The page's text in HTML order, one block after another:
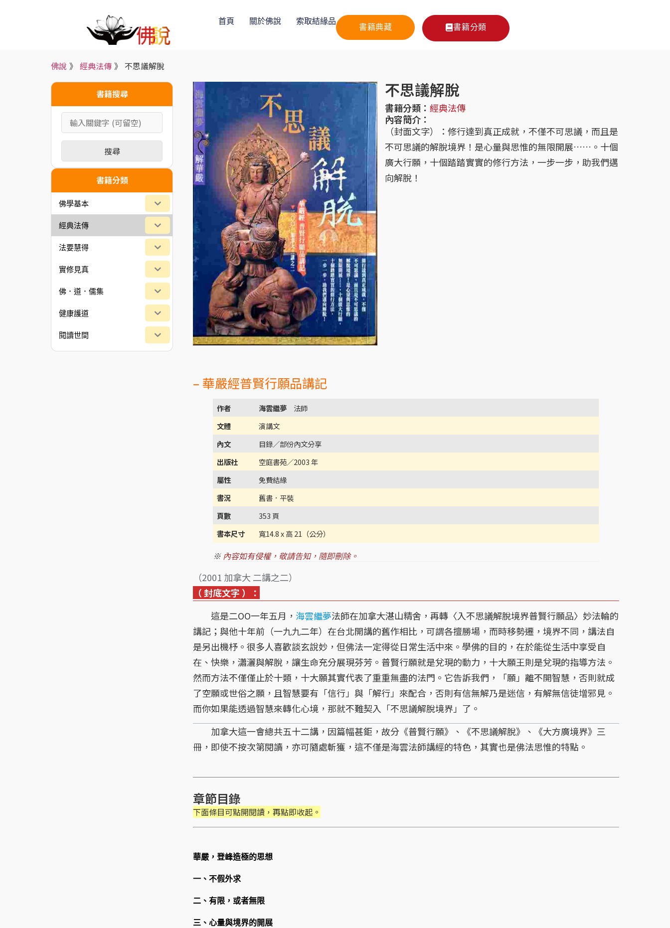
首頁 關於佛說 索取結緣品
書籍典藏 書籍分類
佛說 》 經典法傳 》 不思議解脫
書籍搜尋
搜尋
書籍分類
佛學基本
經典法傳
法要慧得
實修見真
佛．道．儒集
健康護道
閱讀世間
不思議解脫
書籍分類： 經典法傳
內容簡介：
（封面文字）：修行達到真正成就，不僅不可思議，而且是
不可思議的解脫境界！是心量與思惟的無限開展……。十個
廣大行願，十個踏踏實實的修行方法，一步一步，助我們邁
向解脫！
– 華嚴經普賢行願品講記
作者 海雲繼夢 法師
文體 演講文
內文 目錄／部份內文分享
出版社 空庭書苑／2003 年
屬性 免費結緣
書況 舊書．平裝
頁數 353 頁
書本尺寸寬14.8 x 高 21（公分）
※ 內容如有侵權，敬請告知，隨即刪除。
（2001 加拿大 二講之二）
（ 封底文字 ）：
這是二OO一年五月， 海雲繼夢法師在加拿大湛山精舍，再轉〈入不思議解脫境界普賢行願品〉妙法輪的
講記；與他十年前（一九九二年）在台北開講的舊作相比，可謂各擅勝場，而時移勢遷，境界不同，講法自
是另出機杼。很多人喜歡談玄說妙，但佛法一定得從日常生活中來。學佛的目的，在於能從生活中享受自
在、快樂，瀟灑與解脫，讓生命充分展現芬芳。普賢行願就是兌現的動力，十大願王則是兌現的指導方法。
然而方法不僅僅止於十類，十大願其實代表了重重無盡的法門。它告訴我們，「願」離不開智慧，否則就成
了空願或世俗之願，且智慧要有「信行」與「解行」來配合，否則有信無解乃是迷信，有解無信徒增邪見。
而你如果能透過智慧來轉化心境，那就不難契入「不思議解脫境界」了。
加拿大這一會總共五十二講，因篇幅甚鉅，故分《普賢行願》、《不思議解脫》、《大方廣境界》三
冊，即使不按次第閱讀，亦可隨處斬獲，這不僅是海雲法師講經的特色，其實也是佛法思惟的特點。
章節目錄
下面條目可點開閱讀，再點即收起。
華嚴，登峰造極的思想
一、不假外求
二、有限，或者無限
三、心量與境界的開展